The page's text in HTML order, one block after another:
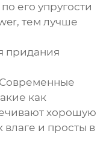
его упругости
тем лучше
придания
Современные
как
хорошую
и просты в